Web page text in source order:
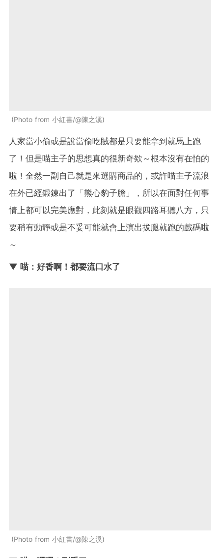
Photo from 小紅書/@陳之溪
人家當小偷或是說當偷吃賊都是只要能拿到就馬上跑
了！但是喵主子的思想真的很新奇欸～根本沒有在怕的
啦！全然一副自己就是來選購商品的，或許喵主子流浪
在外已經鍛鍊出了「熊心豹子膽」，所以在面對任何事
情上都可以完美應對，此刻就是眼觀四路耳聽八方，只
要稍有動靜或是不妥可能就會上演出拔腿就跑的戲碼啦
～
▼ 喵：好香啊！都要流口水了
Photo from 小紅書/@陳之溪